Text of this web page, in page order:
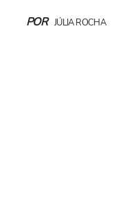
POR JÚLIA ROCHA